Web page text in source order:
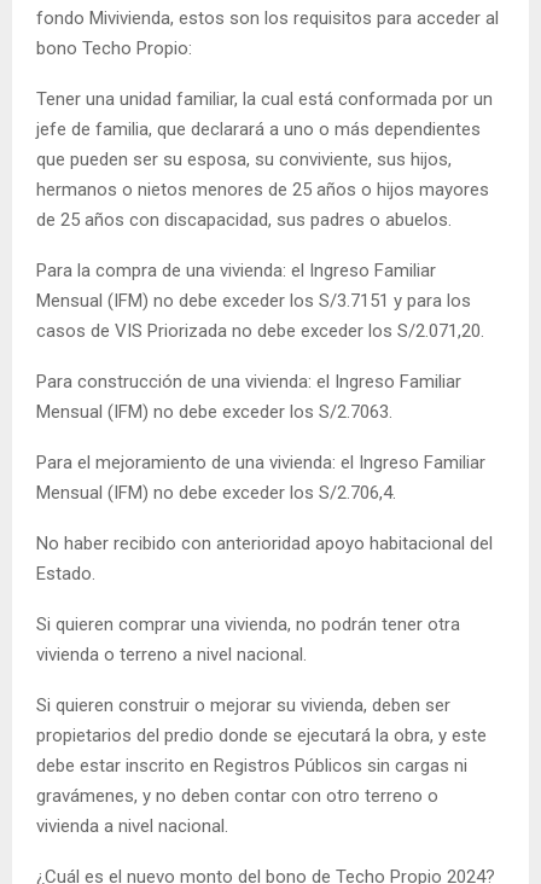
fondo Mivivienda, estos son los requisitos para acceder al
bono Techo Propio:
Tener una unidad familiar, la cual está conformada por un
jefe de familia, que declarará a uno o más dependientes
que pueden ser su esposa, su conviviente, sus hijos,
hermanos o nietos menores de 25 años o hijos mayores
de 25 años con discapacidad, sus padres o abuelos.
Para la compra de una vivienda: el Ingreso Familiar
Mensual (IFM) no debe exceder los S/3.7151 y para los
casos de VIS Priorizada no debe exceder los S/2.071,20.
Para construcción de una vivienda: el Ingreso Familiar
Mensual (IFM) no debe exceder los S/2.7063.
Para el mejoramiento de una vivienda: el Ingreso Familiar
Mensual (IFM) no debe exceder los S/2.706,4.
No haber recibido con anterioridad apoyo habitacional del
Estado.
Si quieren comprar una vivienda, no podrán tener otra
vivienda o terreno a nivel nacional.
Si quieren construir o mejorar su vivienda, deben ser
propietarios del predio donde se ejecutará la obra, y este
debe estar inscrito en Registros Públicos sin cargas ni
gravámenes, y no deben contar con otro terreno o
vivienda a nivel nacional.
¿Cuál es el nuevo monto del bono de Techo Propio 2024?